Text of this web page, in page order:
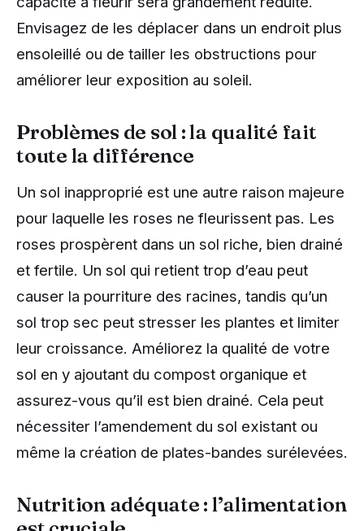
Envisagez de les déplacer dans un endroit plus
ensoleillé ou de tailler les obstructions pour
améliorer leur exposition au soleil.
Problèmes de sol : la qualité fait
toute la différence
Un sol inapproprié est une autre raison majeure
pour laquelle les roses ne fleurissent pas. Les
roses prospèrent dans un sol riche, bien drainé
et fertile. Un sol qui retient trop d’eau peut
causer la pourriture des racines, tandis qu’un
sol trop sec peut stresser les plantes et limiter
leur croissance. Améliorez la qualité de votre
sol en y ajoutant du compost organique et
assurez-vous qu’il est bien drainé. Cela peut
nécessiter l’amendement du sol existant ou
même la création de plates-bandes surélevées.
Nutrition adéquate : l’alimentation